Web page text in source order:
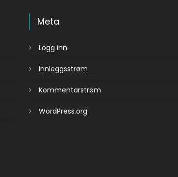
Meta
Logg inn
Innleggsstrøm
Kommentarstrøm
WordPress.org